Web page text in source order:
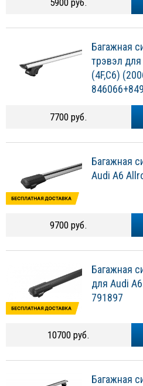
Багажная
трэвэл
(4F,C6)
7700 руб.
Багажная
Audi A6
9700 руб.
Багажная
для Audi
791897
10700 руб.
Багажная